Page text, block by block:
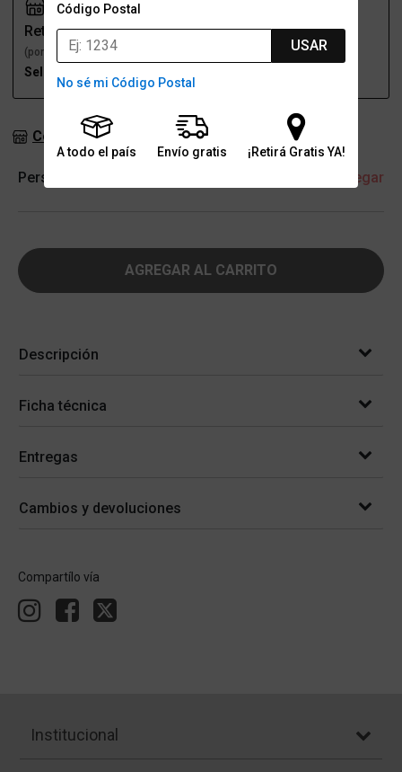
Código Postal
USAR
No sé mi Código Postal
A todo el país Envío gratis ¡Retirá Gratis YA!
Retiro
(por una sucursal)
Seleccioná talle
Envío
Consultar stock en sucursales
Personalización + Agregar
AGREGAR AL CARRITO
Descripción
Ficha técnica
Entregas
Cambios y devoluciones
Compartílo vía
Institucional